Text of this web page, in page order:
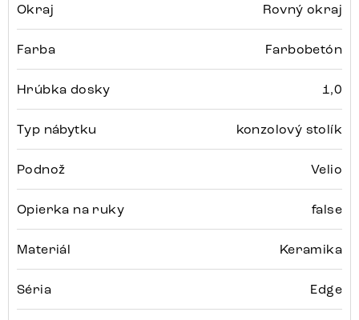
Okraj Rovný okraj
Farba Farbobetón
Hrúbka dosky 1,0
Typ nábytku konzolový stolík
Podnož Velio
Opierka na ruky false
Materiál Keramika
Séria Edge